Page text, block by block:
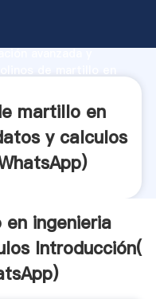
avanzada y
los clientes.
martillo en
y calculos
)
ingenieria
Introducción(
)